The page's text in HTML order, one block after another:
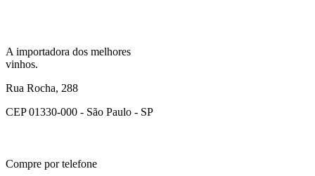
A importadora dos melhores
vinhos.
Rua Rocha, 288
CEP 01330-000 - São Paulo - SP
Compre por telefone